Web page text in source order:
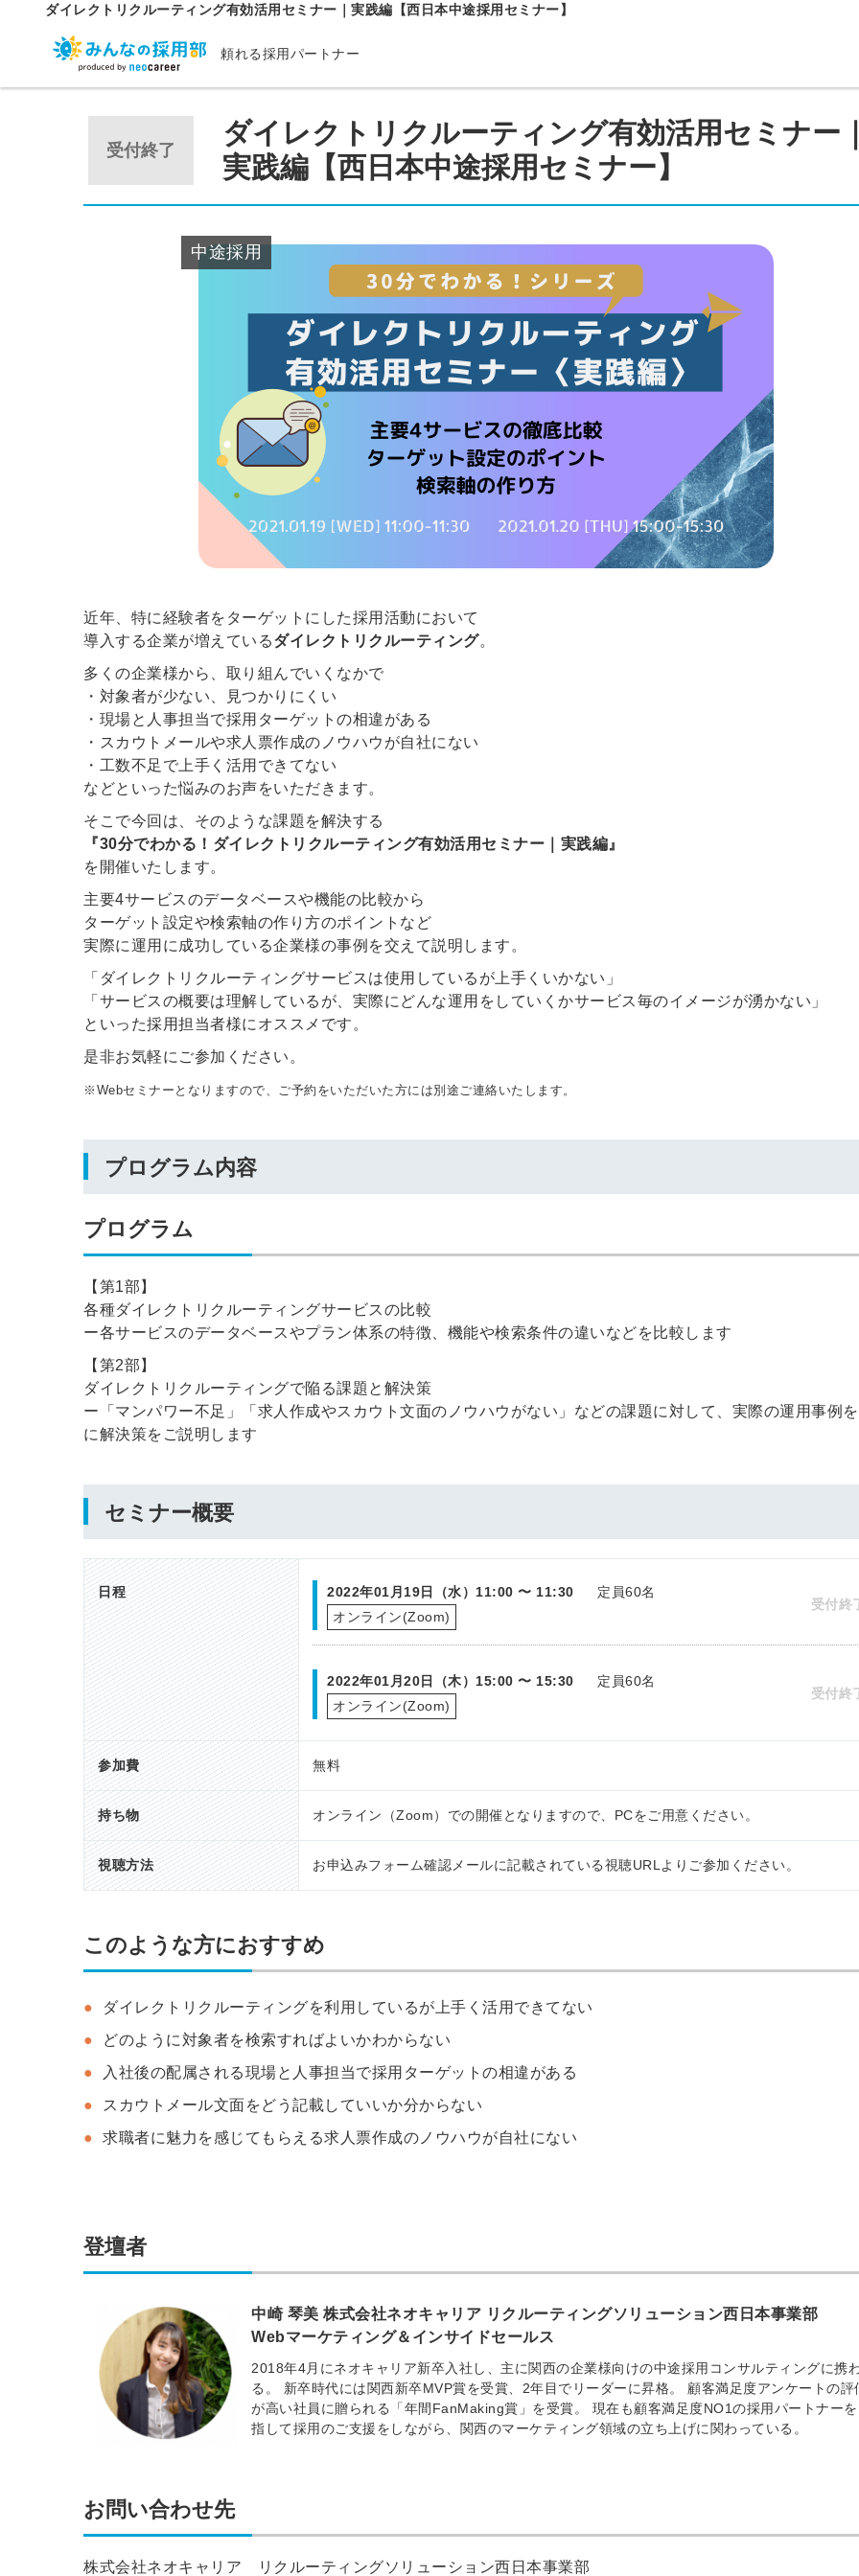
ダイレクトリクルーティング有効活用セミナー｜実践編【西日本中途採用セミナー】
頼れる採用パートナー
受付終了
ダイレクトリクルーティング有効活用セミナー｜
実践編【西日本中途採用セミナー】
中途採用
近年、特に経験者をターゲットにした採用活動において
導入する企業が増えているダイレクトリクルーティング。
多くの企業様から、取り組んでいくなかで
・対象者が少ない、見つかりにくい
・現場と人事担当で採用ターゲットの相違がある
・スカウトメールや求人票作成のノウハウが自社にない
・工数不足で上手く活用できてない
などといった悩みのお声をいただきます。
そこで今回は、そのような課題を解決する
『30分でわかる！ダイレクトリクルーティング有効活用セミナー｜実践編』
を開催いたします。
主要4サービスのデータベースや機能の比較から
ターゲット設定や検索軸の作り方のポイントなど
実際に運用に成功している企業様の事例を交えて説明します。
「ダイレクトリクルーティングサービスは使用しているが上手くいかない」
「サービスの概要は理解しているが、実際にどんな運用をしていくかサービス毎のイメージが湧かない」
といった採用担当者様にオススメです。
是非お気軽にご参加ください。
※Webセミナーとなりますので、ご予約をいただいた方には別途ご連絡いたします。
プログラム内容
プログラム
【第1部】
各種ダイレクトリクルーティングサービスの比較
ー各サービスのデータベースやプラン体系の特徴、機能や検索条件の違いなどを比較します
【第2部】
ダイレクトリクルーティングで陥る課題と解決策
ー「マンパワー不足」「求人作成やスカウト文面のノウハウがない」などの課題に対して、実際の運用事例
に解決策をご説明します
セミナー概要
日程 2022年01月19日（水） 11:00 〜 11:30
定員60名
オンライン(Zoom)
受付終
2022年01月20日（木） 15:00 〜 15:30
定員60名
オンライン(Zoom)
受付終
参加費 無料
持ち物 オンライン（Zoom）での開催となりますので、PCをご用意ください。
視聴方法 お申込みフォーム確認メールに記載されている視聴URLよりご参加ください。
このような方におすすめ
ダイレクトリクルーティングを利用しているが上手く活用できてない
どのように対象者を検索すればよいかわからない
入社後の配属される現場と人事担当で採用ターゲットの相違がある
スカウトメール文面をどう記載していいか分からない
求職者に魅力を感じてもらえる求人票作成のノウハウが自社にない
登壇者
中崎 琴美 株式会社ネオキャリア リクルーティングソリューション西日本事業部
Webマーケティング＆インサイドセールス
2018年4月にネオキャリア新卒入社し、主に関西の企業様向けの中途採用コンサルティングに携
る。 新卒時代には関西新卒MVP賞を受賞、2年目でリーダーに昇格。 顧客満足度アンケートの評
が高い社員に贈られる「年間FanMaking賞」を受賞。 現在も顧客満足度NO1の採用パートナーを
指して採用のご支援をしながら、関西のマーケティング領域の立ち上げに関わっている。
お問い合わせ先
株式会社ネオキャリア リクルーティングソリューション西日本事業部